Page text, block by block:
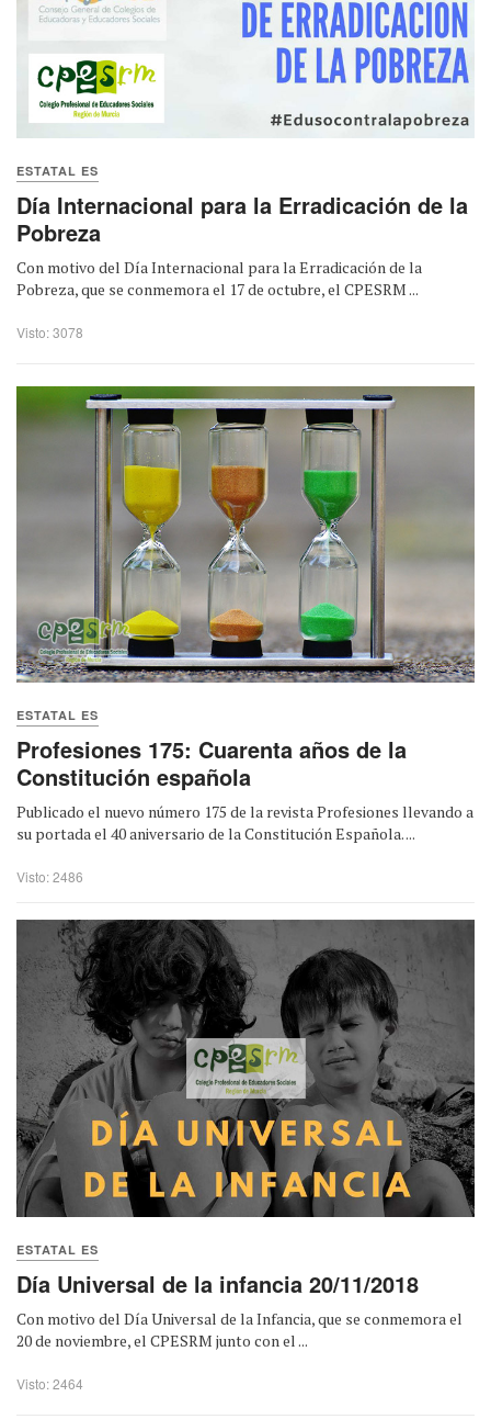
ESTATAL ES
Día Internacional para la Erradicación de la
Pobreza
Con motivo del Día Internacional para la Erradicación de la
Pobreza, que se conmemora el 17 de octubre, el CPESRM ...
Visto: 3078
ESTATAL ES
Profesiones 175: Cuarenta años de la
Constitución española
Publicado el nuevo número 175 de la revista Profesiones llevando a
su portada el 40 aniversario de la Constitución Española. ...
Visto: 2486
ESTATAL ES
Día Universal de la infancia 20/11/2018
Con motivo del Día Universal de la Infancia, que se conmemora el
20 de noviembre, el CPESRM junto con el ...
Visto: 2464